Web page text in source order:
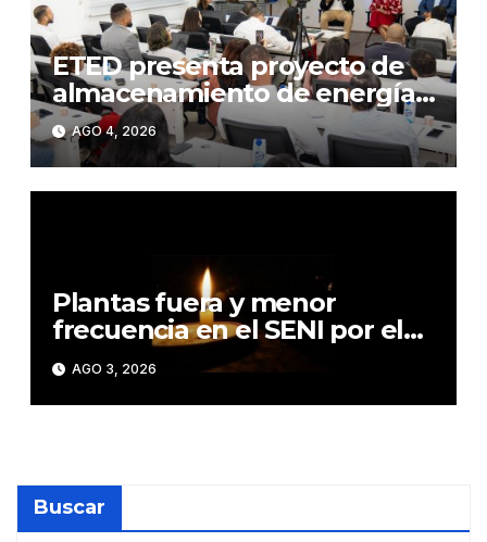
ETED presenta proyecto de
almacenamiento de energía
mediante baterías
AGO 4, 2026
Plantas fuera y menor
frecuencia en el SENI por el
calor elevan apagones
AGO 3, 2026
Buscar